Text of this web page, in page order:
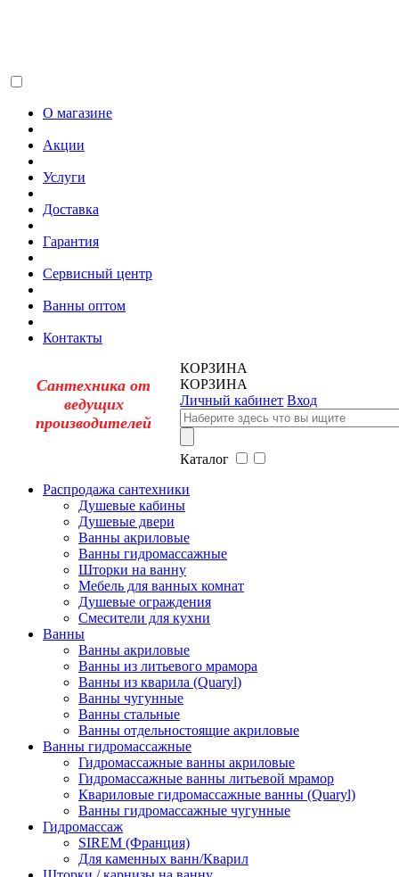
О магазине
Акции
Услуги
Доставка
Гарантия
Сервисный центр
Ванны оптом
Контакты
Сантехника от
ведущих
производителей
КОРЗИНА
КОРЗИНА
Личный кабинет Вход
Каталог
Распродажа сантехники
Душевые кабины
Душевые двери
Ванны акриловые
Ванны гидромассажные
Шторки на ванну
Мебель для ванных комнат
Душевые ограждения
Смесители для кухни
Ванны
Ванны акриловые
Ванны из литьевого мрамора
Ванны из кварила (Quaryl)
Ванны чугунные
Ванны стальные
Ванны отдельностоящие акриловые
Ванны гидромассажные
Гидромассажные ванны акриловые
Гидромассажные ванны литьевой мрамор
Квариловые гидромассажные ванны (Quaryl)
Ванны гидромассажные чугунные
Гидромассаж
SIREM (Франция)
Для каменных ванн/Кварил